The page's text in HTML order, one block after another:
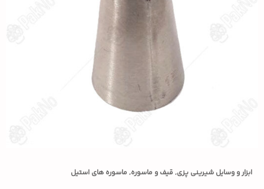
ابزار و وسایل شیرینی پزی, قیف و ماسوره, ماسوره های استیل